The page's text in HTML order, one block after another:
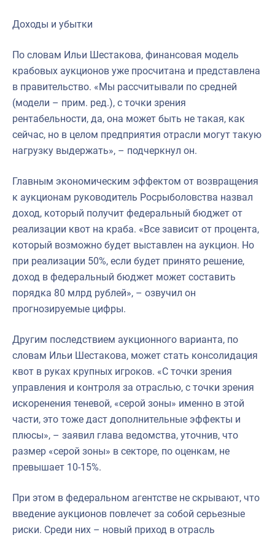
Доходы и убытки
По словам Ильи Шестакова, финансовая модель
крабовых аукционов уже просчитана и представлена
в правительство. «Мы рассчитывали по средней
(модели – прим. ред.), с точки зрения
рентабельности, да, она может быть не такая, как
сейчас, но в целом предприятия отрасли могут такую
нагрузку выдержать», – подчеркнул он.
Главным экономическим эффектом от возвращения
к аукционам руководитель Росрыболовства назвал
доход, который получит федеральный бюджет от
реализации квот на краба. «Все зависит от процента,
который возможно будет выставлен на аукцион. Но
при реализации 50%, если будет принято решение,
доход в федеральный бюджет может составить
порядка 80 млрд рублей», – озвучил он
прогнозируемые цифры.
Другим последствием аукционного варианта, по
словам Ильи Шестакова, может стать консолидация
квот в руках крупных игроков. «С точки зрения
управления и контроля за отраслью, с точки зрения
искоренения теневой, «серой зоны» именно в этой
части, это тоже даст дополнительные эффекты и
плюсы», – заявил глава ведомства, уточнив, что
размер «серой зоны» в секторе, по оценкам, не
превышает 10-15%.
При этом в федеральном агентстве не скрывают, что
введение аукционов повлечет за собой серьезные
риски. Среди них – новый приход в отрасль